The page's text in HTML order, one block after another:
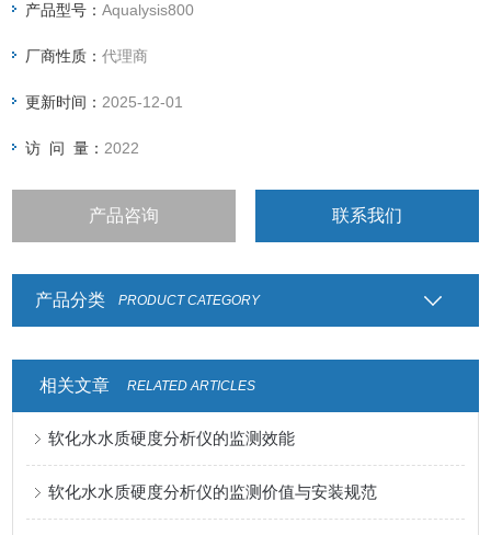
产品型号：Aqualysis800
厂商性质：代理商
更新时间： 2025-12-01
访 问 量： 2022
产品咨询 联系我们
产品分类 PRODUCT CATEGORY
相关文章 RELATED ARTICLES
软化水水质硬度分析仪的监测效能
软化水水质硬度分析仪的监测价值与安装规范